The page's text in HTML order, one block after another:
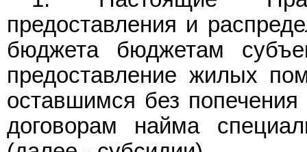
предоставления и
бюджета бюджетам
предоставление жилых
оставшимся без
договорам найма